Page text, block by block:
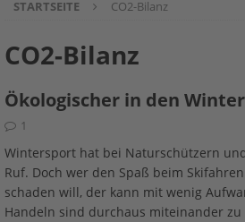
[ 5. Juni 2023 ]
[ 24. März 2023 ]
[ 12. Juni 2014 ]
Jucken auf acht Beinen…
STARTSEITE CO2-Bilanz
CO2-Bilanz
Ökologischer in den
1
Wintersport hat bei Naturschützern
Ruf. Doch wer den Spaß beim
schaden will, der kann mit wenig
Handeln sind durchaus miteinander